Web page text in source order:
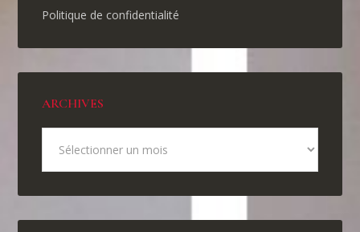
Politique de confidentialité
ARCHIVES